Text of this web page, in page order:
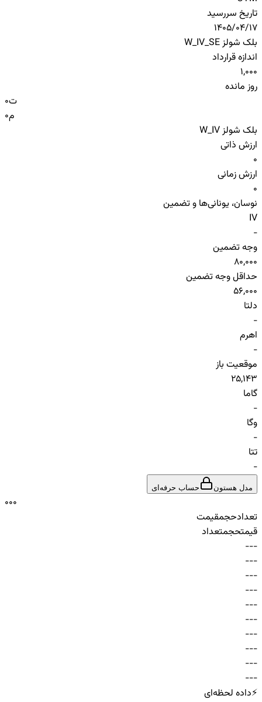
تاریخ سررسید
1405/04/17
بلک شولز W_IV_SE
اندازه قرارداد
1,000
روز مانده
0ت
0م
بلک شولز W_IV
ارزش ذاتی
0
ارزش زمانی
0
نوسان، یونانی‌ها و تضمین
IV
-
وجه تضمین
80,000
حداقل وجه تضمین
56,000
دلتا
-
اهرم
-
موقعیت باز
25,143
گاما
-
وگا
-
تتا
-
مدل هستون حساب حرفه‌ای
000
تعدادحجمقیمت
قیمتحجمتعداد
-
-
-
-
-
-
-
-
-
-
-
-
-
-
-
-
-
-
-
-
-
-
-
-
-
-
-
-
-
-
⚡داده لحظه‌ای